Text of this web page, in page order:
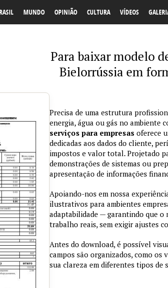
MUNDO OPINIÃO CULTURA VÍDEOS
Para baixar modelo
Bielorrússia em
Precisa de uma estrutura
energia, água ou gás no ambiente
serviços para empresas oferece
dedicadas aos dados do cliente,
impostos e valor total. Projetado
demonstrações de sistemas ou
apresentação de informações
Apoiando-nos em nossa
ilustrativos para ambientes
adaptabilidade — garantindo que o
trabalho reais, sem exigir ajustes
Antes do download, é possível
campos são organizados, como os
sua clareza em diferentes tipos de